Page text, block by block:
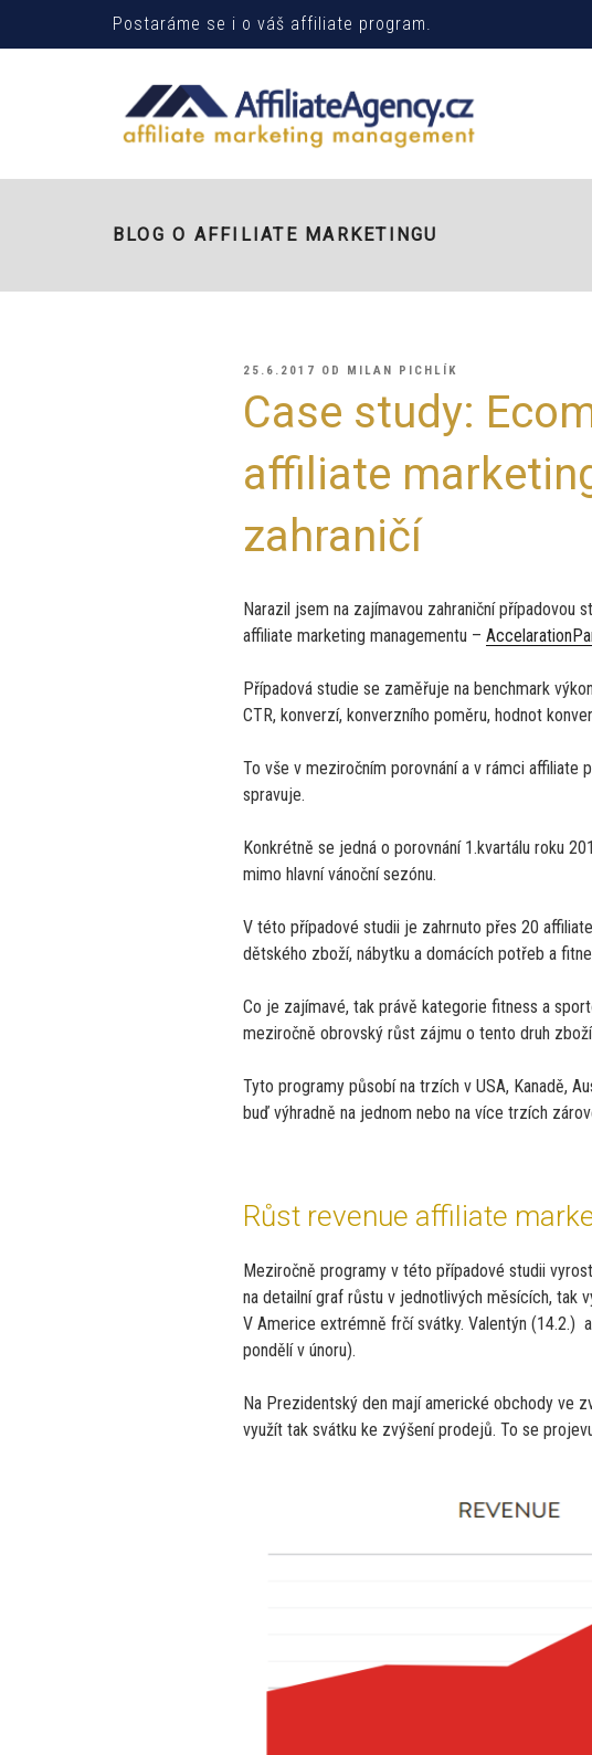
Postaráme se i o váš affiliate program.
BLOG O AFFILIATE MARKETINGU
PUBLIKOVÁNO
25.6.2017 OD MILAN PICHLÍK
Case study:
affiliate
zahraničí
Narazil jsem na zajímavou zahraniční případovou
affiliate marketing managementu –
Případová studie se zaměřuje na benchmark
CTR, konverzí, konverzního poměru, hodnot
To vše v meziročním porovnání a v rámci affiliate
spravuje.
Konkrétně se jedná o porovnání 1.kvartálu roku
mimo hlavní vánoční sezónu.
V této případové studii je zahrnuto přes 20
dětského zboží, nábytku a domácích potřeb a
Co je zajímavé, tak právě kategorie fitness a
meziročně obrovský růst zájmu o tento druh
Tyto programy působí na trzích v USA, Kanadě,
buď výhradně na jednom nebo na více trzích
Růst revenue affiliate
Meziročně programy v této případové studii
na detailní graf růstu v jednotlivých měsících, tak
V Americe extrémně frčí svátky. Valentýn (14.2.)
pondělí v únoru).
Na Prezidentský den mají americké obchody ve
využít tak svátku ke zvýšení prodejů. To se